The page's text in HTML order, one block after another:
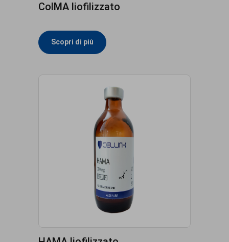
ColMA liofilizzato
Scopri di più